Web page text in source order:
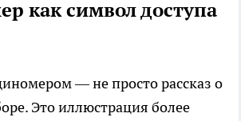
как символ доступа
— не просто рассказ о
Это иллюстрация более